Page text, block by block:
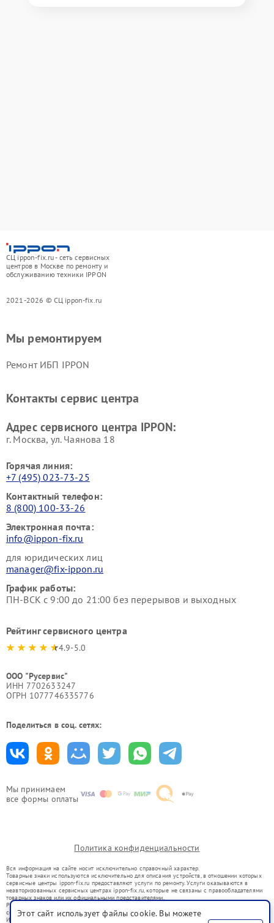
СЦ ippon-fix.ru - сеть сервисных
центров в Москве по ремонту и
обслуживанию техники IPPON
2021-2026 © СЦ ippon-fix.ru
Мы принимаем
все формы оплаты
Мы ремонтируем
Ремонт ИБП IPPON
Контакты сервис центра
Адрес сервисного центра IPPON:
г. Москва, ул. Чаянова 18
Горячая линия:
+7 (495) 023-73-25
Контактный телефон:
8 (800) 100-33-26
Электронная почта:
info@ippon-fix.ru
для юридических лиц
manager@fix-ippon.ru
График работы:
ПН-ВСК с 9:00 до 21:00 без перерывов и выходных
Рейтинг сервисного центра
4.9-5.0
ООО "Русервис"
ИНН 7702633247
ОГРН 1077746335776
Поделиться в соц. сетях:
Политика конфиденциальности
Вся информация на сайте носит исключительно справочный характер.
Товарные знаки используются исключительно для описания устройств, в отношении которых
сервисные центры ippon-fix.ru предоставляют услуги по ремонту. Услуги оказываются в
неавторизованных сервисных центрах ippon-fix.ru, которые не связаны с правообладателями
товарных знаков или их официальными представителями.
Ремонт осуществляется для устройств, уже введенных в гражданский оборот в соответствии
со статьей 1487 ГК РФ.
Использование товарных знаков не преследует цели индивидуализации услуг или введения
Этот сайт использует файлы cookie. Вы можете